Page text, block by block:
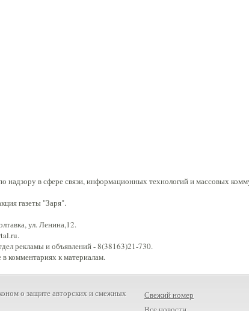
надзору в сфере связи, информационных технологий и массовых
газеты "Заря".
ул. Ленина,12.
рекламы и объявлений - 8(38163)21-730.
в комментариях к материалам.
о защите авторских и смежных
Свежий номер